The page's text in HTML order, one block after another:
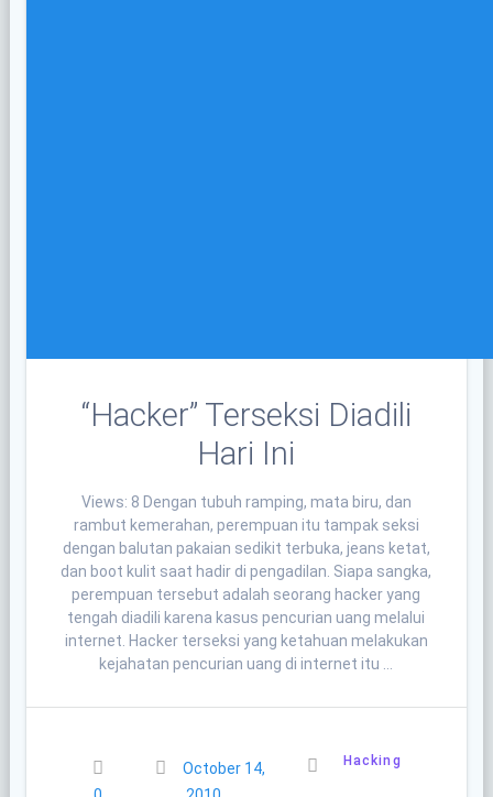
“Hacker” Terseksi Diadili
Hari Ini
Views: 8 Dengan tubuh ramping, mata biru, dan
rambut kemerahan, perempuan itu tampak seksi
dengan balutan pakaian sedikit terbuka, jeans ketat,
dan boot kulit saat hadir di pengadilan. Siapa sangka,
perempuan tersebut adalah seorang hacker yang
tengah diadili karena kasus pencurian uang melalui
internet. Hacker terseksi yang ketahuan melakukan
kejahatan pencurian uang di internet itu …
October 14,
Hacking